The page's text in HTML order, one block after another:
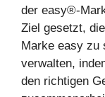
der easy®-
Ziel gesetzt, die
Marke easy zu
verwalten,
den richtigen